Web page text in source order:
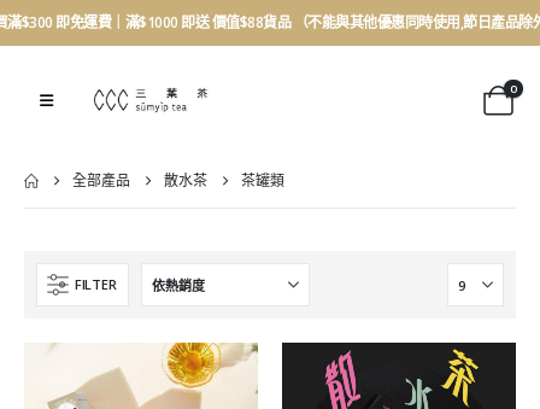
滿$300 即免運費｜滿$1000 即送 價值$88貨品 （不能與其他優惠同時使用,節日產品除
0
全部產品 散水茶 茶罐類
FILTER